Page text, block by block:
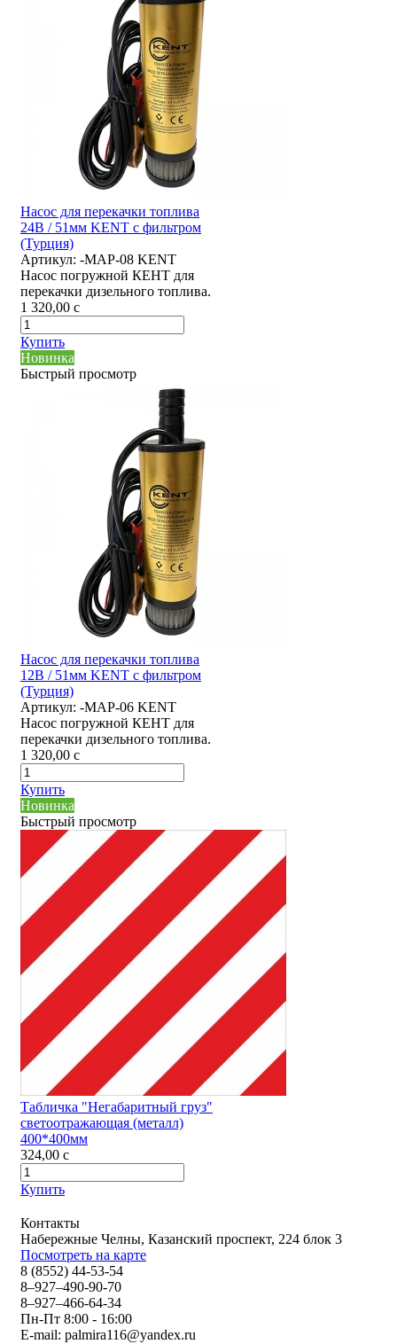
Насос для перекачки топлива
24В / 51мм KENT с фильтром
(Турция)
Артикул: -MAP-08 KENT
Насос погружной КЕНТ для
перекачки дизельного топлива.
1 320,00 c
Купить
Новинка
Быстрый просмотр
Насос для перекачки топлива
12В / 51мм KENT с фильтром
(Турция)
Артикул: -MAP-06 KENT
Насос погружной КЕНТ для
перекачки дизельного топлива.
1 320,00 c
Купить
Новинка
Быстрый просмотр
Табличка "Негабаритный груз"
светоотражающая (металл)
400*400мм
324,00 c
Купить
Контакты
Набережные Челны, Казанский проспект, 224 блок 3
Посмотреть на карте
8 (8552) 44-53-54
8–927–490-90-70
8–927–466-64-34
Пн-Пт 8:00 - 16:00
E-mail: palmira116@yandex.ru